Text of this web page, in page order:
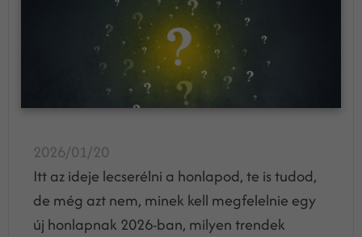
2026/01/20
Itt az ideje lecserélni a honlapod, te is tudod,
de még azt nem, minek kell megfelelnie egy
új honlapnak 2026-ban, milyen trendek